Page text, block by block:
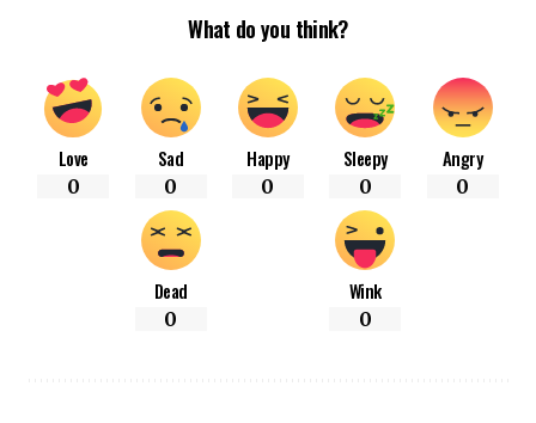
What do you think?
Love
0
Sad
0
Happy
0
Sleepy
0
Angry
0
Dead
0
Wink
0